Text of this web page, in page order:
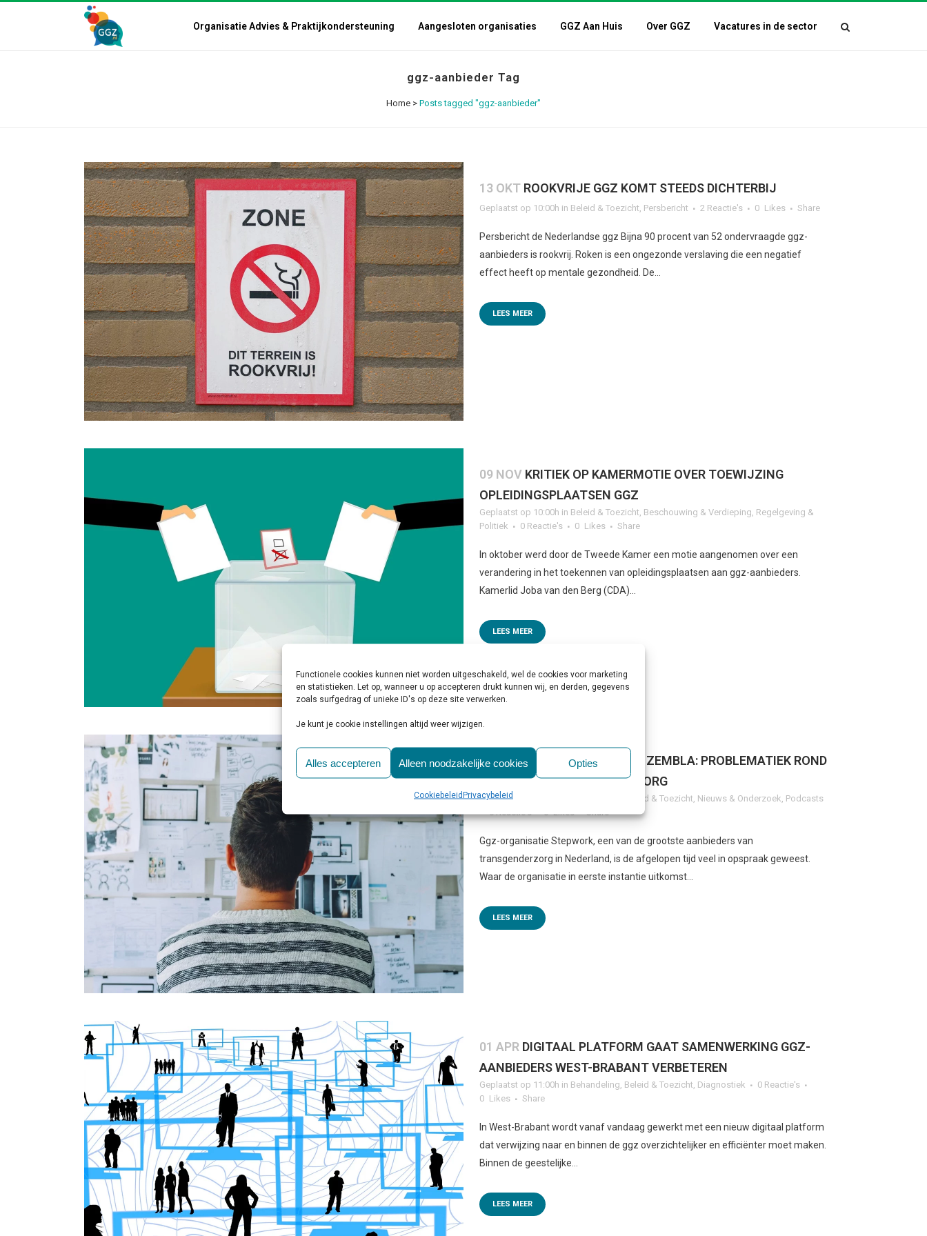
Functionele cookies kunnen niet worden uitgeschakeld, wel de cookies voor marketing
en statistieken. Let op, wanneer u op accepteren drukt kunnen wij, en derden, gegevens
zoals surfgedrag of unieke ID's op deze site verwerken.
Je kunt je cookie instellingen altijd weer wijzigen.
Alles accepteren Alleen noodzakelijke cookies Opties
CookiebeleidPrivacybeleid
Organisatie Advies & Praktijkondersteuning Aangesloten organisaties GGZ Aan Huis Over GGZ Vacatures in de sector
ggz-aanbieder Tag
Home > Posts tagged "ggz-aanbieder"
13 OKT ROOKVRIJE GGZ KOMT STEEDS DICHTERBIJ
Geplaatst op 10:00h in Beleid & Toezicht, Persbericht 2 Reactie's 0 Likes Share
Persbericht de Nederlandse ggz Bijna 90 procent van 52 ondervraagde ggz-
aanbieders is rookvrij. Roken is een ongezonde verslaving die een negatief
effect heeft op mentale gezondheid. De...
LEES MEER
09 NOV KRITIEK OP KAMERMOTIE OVER TOEWIJZING
OPLEIDINGSPLAATSEN GGZ
Geplaatst op 10:00h in Beleid & Toezicht, Beschouwing & Verdieping, Regelgeving &
Politiek
0 Reactie's 0 Likes Share
In oktober werd door de Tweede Kamer een motie aangenomen over een
verandering in het toekennen van opleidingsplaatsen aan ggz-aanbieders.
Kamerlid Joba van den Berg (CDA)...
LEES MEER
10 NOVONDERZOCHT DOOR ZEMBLA: PROBLEMATIEK ROND
STEPWORK TRANSGENDERZORG
Geplaatst op 10:00h Beleid & Toezicht, Nieuws & Onderzoek, Podcasts
0 Reactie's
0 Likes Share
Ggz-organisatie Stepwork, een van de grootste aanbieders van
transgenderzorg in Nederland, is de afgelopen tijd veel in opspraak geweest.
Waar de organisatie in eerste instantie uitkomst...
LEES MEER
01 APR DIGITAAL PLATFORM GAAT SAMENWERKING GGZ-
AANBIEDERS WEST-BRABANT VERBETEREN
Geplaatst op 11:00h in Behandeling, Beleid & Toezicht, Diagnostiek
0 Reactie's
0 Likes Share
In West-Brabant wordt vanaf vandaag gewerkt met een nieuw digitaal platform
dat verwijzing naar en binnen de ggz overzichtelijker en efficiënter moet maken.
Binnen de geestelijke...
LEES MEER